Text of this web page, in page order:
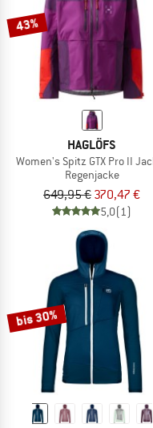
43%
HAGLÖFS
Women's Spitz GTX Pro II
Regenjacke
649,95 € 370,47 €
5,0(1)
bis 30%